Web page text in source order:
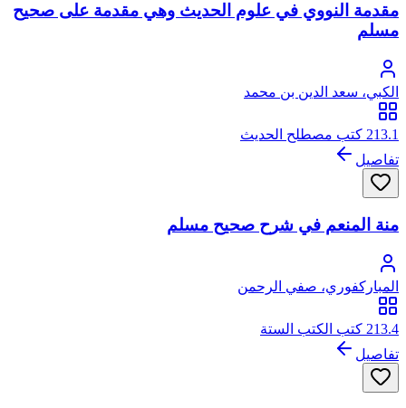
مقدمة النووي في علوم الحديث وهي مقدمة على صحيح
مسلم
الكبي، سعد الدين بن محمد
213.1 كتب مصطلح الحديث
تفاصيل
منة المنعم في شرح صحيح مسلم
المباركفوري، صفي الرحمن
213.4 كتب الكتب الستة
تفاصيل